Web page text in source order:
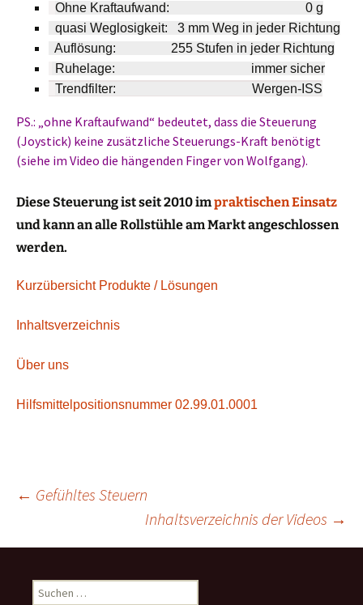
Ohne Kraftaufwand: 0 g
quasi Weglosigkeit: 3 mm Weg in jeder Richtung
Auflösung: 255 Stufen in jeder Richtung
Ruhelage: immer sicher
Trendfilter: Wergen-ISS
PS.: „ohne Kraftaufwand“ bedeutet, dass die Steuerung
(Joystick) keine zusätzliche Steuerungs-Kraft benötigt
(siehe im Video die hängenden Finger von Wolfgang).
Diese Steuerung ist seit 2010 impraktischen Einsatz
und kann an alle Rollstühle am Markt angeschlossen
werden.
Kurzübersicht Produkte / Lösungen
Inhaltsverzeichnis
Über uns
Hilfsmittelpositionsnummer 02.99.01.0001
Beitragsnavigation
← Gefühltes Steuern
Inhaltsverzeichnis der Videos →
Suche